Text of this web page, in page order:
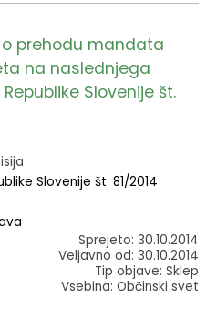
prehodu mandata
na naslednjega
Slovenije št.
Slovenije št. 81/2014
Sprejeto: 30.10.2014
Veljavno od: 30.10.2014
Tip objave: Sklep
Vsebina: Občinski svet